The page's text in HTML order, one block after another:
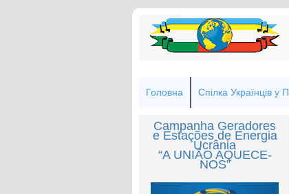
Головна Спілка Українців у
Campanha Geradores
e Estações de Energia
Ucrânia
“A UNIÃO AQUECE-
NOS”